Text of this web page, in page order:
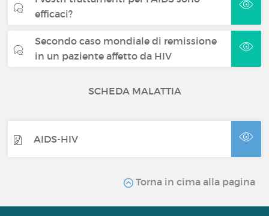
efficaci?
Secondo caso mondiale di remissione
in un paziente affetto da HIV
SCHEDA MALATTIA
AIDS-HIV
Torna in cima alla pagina